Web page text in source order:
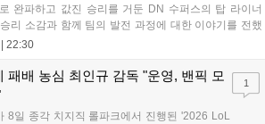
완파하고 값진 승리를 거둔 DN 수퍼스의 탑 라이너
리 소감과 함께 팀의 발전 과정에 대한 이야기를 전했
2:0 완승에 대해 '두두'는 "진짜 오랜만에 거둔 2:0 승
| 22:30
패배 농심 최인규 감독 "운영, 밴픽 모
8일 종각 치지직 롤파크에서 진행된 '2026 LoL
1